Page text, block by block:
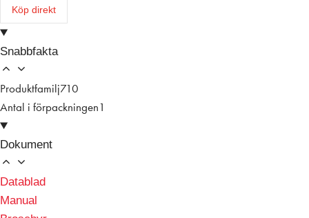
Köp direkt
Snabbfakta
Produktfamilj710
Antal i förpackningen 1
Dokument
Datablad
Manual